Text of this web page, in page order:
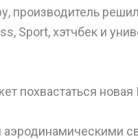
производитель
Sport, хэтчбек и
похвастаться новая